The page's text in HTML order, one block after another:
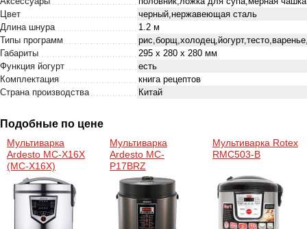
Цвет
черный,нержавеющая сталь
Длина шнура
1.2 м
Типы программ
Габариты
295 х 280 х 280 мм
Функция йогурт
есть
Комплектация
книга рецептов
Страна производства
Китай
Подобные по цене
Мультиварка
Ardesto MC-Х16X
(MC-X16X)
Мультиварка
Ardesto MC-
P17BRZ
Мультиварка Rotex
RMC503-B